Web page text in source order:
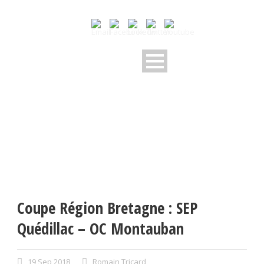
Coupe Région Bretagne : SEP
Quédillac – OC Montauban
19 Sep 2018 Romain Tricard